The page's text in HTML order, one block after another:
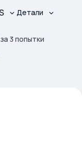
Детали
за 3 попытки